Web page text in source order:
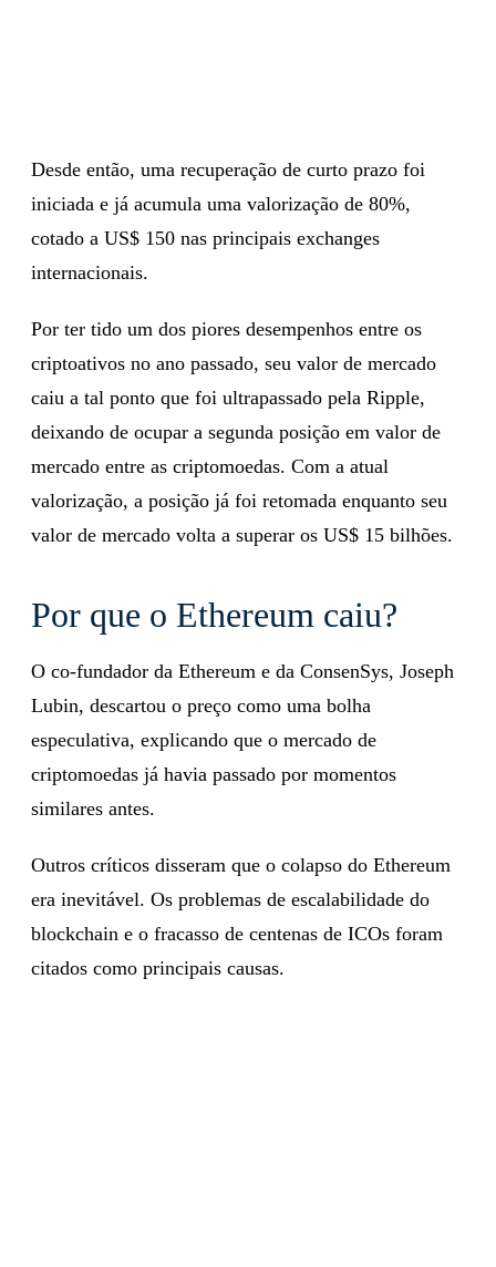
Desde então, uma recuperação de curto prazo foi
iniciada e já acumula uma valorização de 80%,
cotado a US$ 150 nas principais exchanges
internacionais.
Por ter tido um dos piores desempenhos entre os
criptoativos no ano passado, seu valor de mercado
caiu a tal ponto que foi ultrapassado pela Ripple,
deixando de ocupar a segunda posição em valor de
mercado entre as criptomoedas. Com a atual
valorização, a posição já foi retomada enquanto seu
Por que o Ethereum caiu?
O co-fundador da Ethereum e da ConsenSys, Joseph
Lubin, descartou o preço como uma bolha
especulativa, explicando que o mercado de
criptomoedas já havia passado por momentos
similares antes.
Outros críticos disseram que o colapso do Ethereum
era inevitável. Os problemas de escalabilidade do
blockchain e o fracasso de centenas de ICOs foram